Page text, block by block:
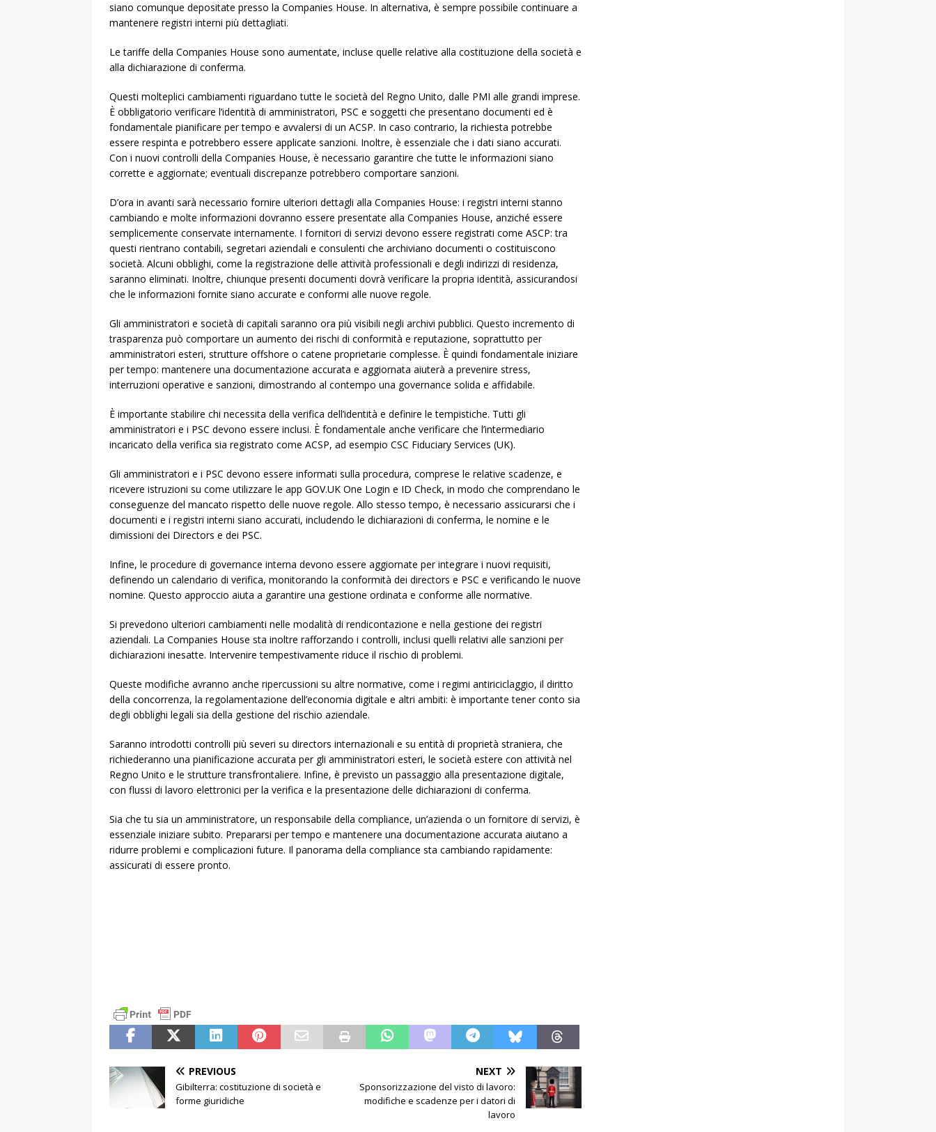
siano comunque depositate presso la Companies House. In alternativa, è sempre possibile continuare a
mantenere registri interni più dettagliati.
Le tariffe della Companies House sono aumentate, incluse quelle relative alla costituzione della società e
alla dichiarazione di conferma.
Questi molteplici cambiamenti riguardano tutte le società del Regno Unito, dalle PMI alle grandi imprese.
È obbligatorio verificare l’identità di amministratori, PSC e soggetti che presentano documenti ed è
fondamentale pianificare per tempo e avvalersi di un ACSP. In caso contrario, la richiesta potrebbe
essere respinta e potrebbero essere applicate sanzioni. Inoltre, è essenziale che i dati siano accurati.
Con i nuovi controlli della Companies House, è necessario garantire che tutte le informazioni siano
corrette e aggiornate; eventuali discrepanze potrebbero comportare sanzioni.
D’ora in avanti sarà necessario fornire ulteriori dettagli alla Companies House: i registri interni stanno
cambiando e molte informazioni dovranno essere presentate alla Companies House, anziché essere
semplicemente conservate internamente. I fornitori di servizi devono essere registrati come ASCP: tra
questi rientrano contabili, segretari aziendali e consulenti che archiviano documenti o costituiscono
società. Alcuni obblighi, come la registrazione delle attività professionali e degli indirizzi di residenza,
saranno eliminati. Inoltre, chiunque presenti documenti dovrà verificare la propria identità, assicurandosi
che le informazioni fornite siano accurate e conformi alle nuove regole.
Gli amministratori e società di capitali saranno ora più visibili negli archivi pubblici. Questo incremento di
trasparenza può comportare un aumento dei rischi di conformità e reputazione, soprattutto per
amministratori esteri, strutture offshore o catene proprietarie complesse. È quindi fondamentale iniziare
per tempo: mantenere una documentazione accurata e aggiornata aiuterà a prevenire stress,
interruzioni operative e sanzioni, dimostrando al contempo una governance solida e affidabile.
È importante stabilire chi necessita della verifica dell’identità e definire le tempistiche. Tutti gli
amministratori e i PSC devono essere inclusi. È fondamentale anche verificare che l’intermediario
incaricato della verifica sia registrato come ACSP, ad esempio CSC Fiduciary Services (UK).
Gli amministratori e i PSC devono essere informati sulla procedura, comprese le relative scadenze, e
ricevere istruzioni su come utilizzare le app GOV.UK One Login e ID Check, in modo che comprendano le
conseguenze del mancato rispetto delle nuove regole. Allo stesso tempo, è necessario assicurarsi che i
documenti e i registri interni siano accurati, includendo le dichiarazioni di conferma, le nomine e le
dimissioni dei Directors e dei PSC.
Infine, le procedure di governance interna devono essere aggiornate per integrare i nuovi requisiti,
definendo un calendario di verifica, monitorando la conformità dei directors e PSC e verificando le nuove
nomine. Questo approccio aiuta a garantire una gestione ordinata e conforme alle normative.
Si prevedono ulteriori cambiamenti nelle modalità di rendicontazione e nella gestione dei registri
aziendali. La Companies House sta inoltre rafforzando i controlli, inclusi quelli relativi alle sanzioni per
dichiarazioni inesatte. Intervenire tempestivamente riduce il rischio di problemi.
Queste modifiche avranno anche ripercussioni su altre normative, come i regimi antiriciclaggio, il diritto
della concorrenza, la regolamentazione dell’economia digitale e altri ambiti: è importante tener conto sia
degli obblighi legali sia della gestione del rischio aziendale.
Saranno introdotti controlli più severi su directors internazionali e su entità di proprietà straniera, che
richiederanno una pianificazione accurata per gli amministratori esteri, le società estere con attività nel
Regno Unito e le strutture transfrontaliere. Infine, è previsto un passaggio alla presentazione digitale,
con flussi di lavoro elettronici per la verifica e la presentazione delle dichiarazioni di conferma.
Sia che tu sia un amministratore, un responsabile della compliance, un’azienda o un fornitore di servizi, è
essenziale iniziare subito. Prepararsi per tempo e mantenere una documentazione accurata aiutano a
ridurre problemi e complicazioni future. Il panorama della compliance sta cambiando rapidamente:
assicurati di essere pronto.
PREVIOUS
Gibilterra: costituzione di società e
forme giuridiche
NEXT
Sponsorizzazione del visto di lavoro:
modifiche e scadenze per i datori di
lavoro